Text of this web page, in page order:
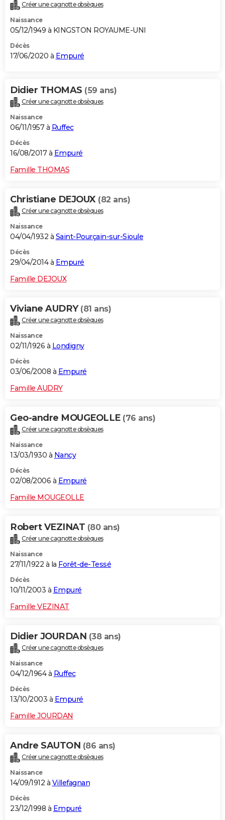
Créer une cagnotte obsèques
Naissance
05/12/1949 à KINGSTON ROYAUME-UNI
Décès
17/06/2020 à Empuré
Didier THOMAS (59 ans)
Créer une cagnotte obsèques
Naissance
06/11/1957 à Ruffec
Décès
16/08/2017 à Empuré
Famille THOMAS
Christiane DEJOUX (82 ans)
Créer une cagnotte obsèques
Naissance
04/04/1932 à Saint-Pourçain-sur-Sioule
Décès
29/04/2014 à Empuré
Famille DEJOUX
Viviane AUDRY (81 ans)
Créer une cagnotte obsèques
Naissance
02/11/1926 à Londigny
Décès
03/06/2008 à Empuré
Famille AUDRY
Geo-andre MOUGEOLLE (76 ans)
Créer une cagnotte obsèques
Naissance
13/03/1930 à Nancy
Décès
02/08/2006 à Empuré
Famille MOUGEOLLE
Robert VEZINAT (80 ans)
Créer une cagnotte obsèques
Naissance
27/11/1922 à la Forêt-de-Tessé
Décès
10/11/2003 à Empuré
Famille VEZINAT
Didier JOURDAN (38 ans)
Créer une cagnotte obsèques
Naissance
04/12/1964 à Ruffec
Décès
13/10/2003 à Empuré
Famille JOURDAN
Andre SAUTON (86 ans)
Créer une cagnotte obsèques
Naissance
14/09/1912 à Villefagnan
Décès
23/12/1998 à Empuré